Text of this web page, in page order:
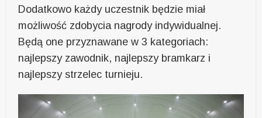
Dodatkowo każdy uczestnik będzie miał
możliwość zdobycia nagrody indywidualnej.
Będą one przyznawane w 3 kategoriach:
najlepszy zawodnik, najlepszy bramkarz i
najlepszy strzelec turnieju.